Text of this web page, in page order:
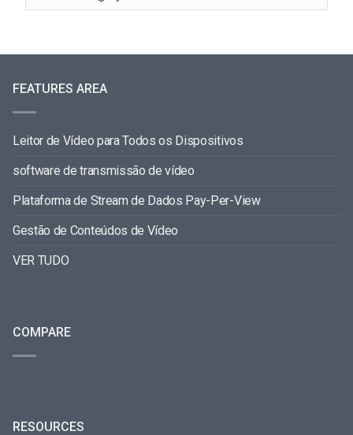
FEATURES AREA
Leitor de Vídeo para Todos os Dispositivos
software de transmissão de vídeo
Plataforma de Stream de Dados Pay-Per-View
Gestão de Conteúdos de Vídeo
VER TUDO
COMPARE
RESOURCES